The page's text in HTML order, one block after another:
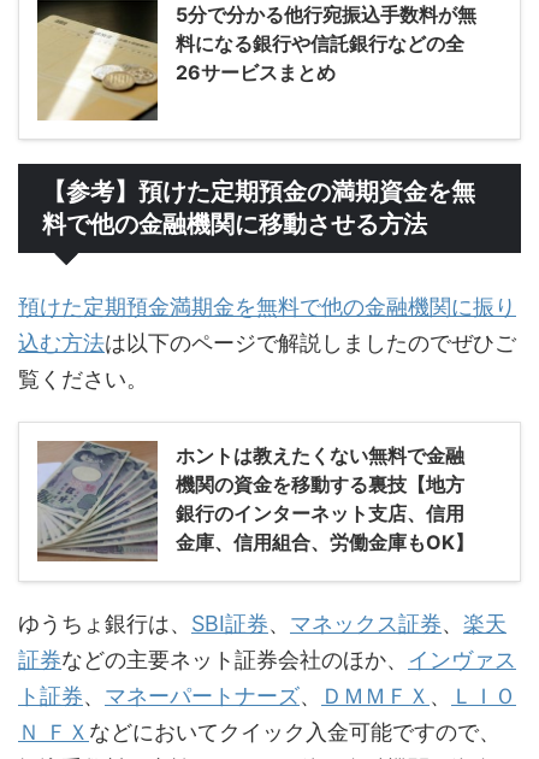
5分で分かる他行宛振込手数料が無
料になる銀行や信託銀行などの全
26サービスまとめ
【参考】預けた定期預金の満期資金を無
料で他の金融機関に移動させる方法
預けた定期預金満期金を無料で他の金融機関に振り
込む方法は以下のページで解説しましたのでぜひご
覧ください。
ホントは教えたくない無料で金融
機関の資金を移動する裏技【地方
銀行のインターネット支店、信用
金庫、信用組合、労働金庫もOK】
ゆうちょ銀行は、 SBI証券、 マネックス証券、 楽天
証券などの主要ネット証券会社のほか、 インヴァス
ト証券、 マネーパートナーズ、 ＤＭＭＦＸ 、
ＬＩＯ
Ｎ ＦＸ などにおいてクイック入金可能ですので、